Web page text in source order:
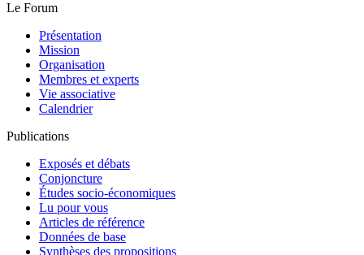
Le Forum
Présentation
Mission
Organisation
Membres et experts
Vie associative
Calendrier
Publications
Exposés et débats
Conjoncture
Études socio-économiques
Lu pour vous
Articles de référence
Données de base
Synthèses des propositions